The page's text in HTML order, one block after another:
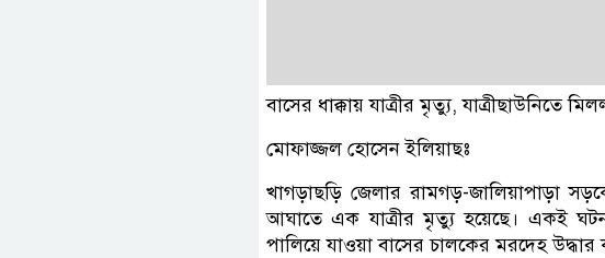
বাসের ধাক্কায় যাত্রীর মৃত্যু, যাত্রীছাউনিতে
মোফাজ্জল হোসেন ইলিয়াছঃ
খাগড়াছড়ি জেলার রামগড়-জালিয়াপাড়া
আঘাতে এক যাত্রীর মৃত্যু হয়েছে। একই
পালিয়ে যাওয়া বাসের চালকের মরদেহ উদ্ধার